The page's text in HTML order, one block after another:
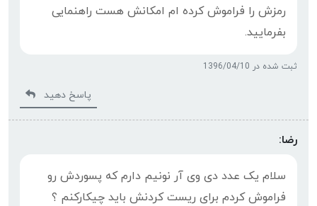
رمزش را فراموش کرده ام امکانش هست راهنمایی
بفرمایید.
ثبت شده در 1396/04/10
پاسخ دهید
رضا:
سلام یک عدد دی وی آر نونیم دارم که پسوردش رو
فراموش کردم برای ریست کردنش باید چیکارکنم ؟